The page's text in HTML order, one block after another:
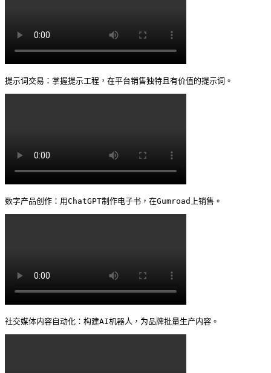
提示词交易：掌握提示工程，在平台销售独特且有价值的提示词。
数字产品创作：用ChatGPT制作电子书，在Gumroad上销售。
社交媒体内容自动化：构建AI机器人，为品牌批量生产内容。